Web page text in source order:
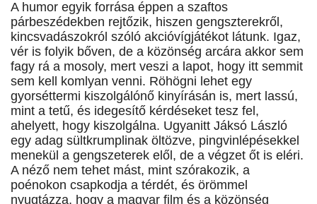
A humor egyik forrása éppen a szaftos
párbeszédekben rejtőzik, hiszen gengszterekről,
kincsvadászokról szóló akcióvígjátékot látunk. Igaz,
vér is folyik bőven, de a közönség arcára akkor sem
fagy rá a mosoly, mert veszi a lapot, hogy itt semmit
sem kell komlyan venni. Röhögni lehet egy
gyorséttermi kiszolgálónő kinyírásán is, mert lassú,
mint a tetű, és idegesítő kérdéseket tesz fel,
ahelyett, hogy kiszolgálna. Ugyanitt Jáksó László
egy adag sültkrumplinak öltözve, pingvinlépésekkel
menekül a gengszeterek elől, de a végzet őt is eléri.
A néző nem tehet mást, mint szórakozik, a
poénokon csapkodja a térdét, és örömmel
nyugtázza, hogy a magyar film és a közönség